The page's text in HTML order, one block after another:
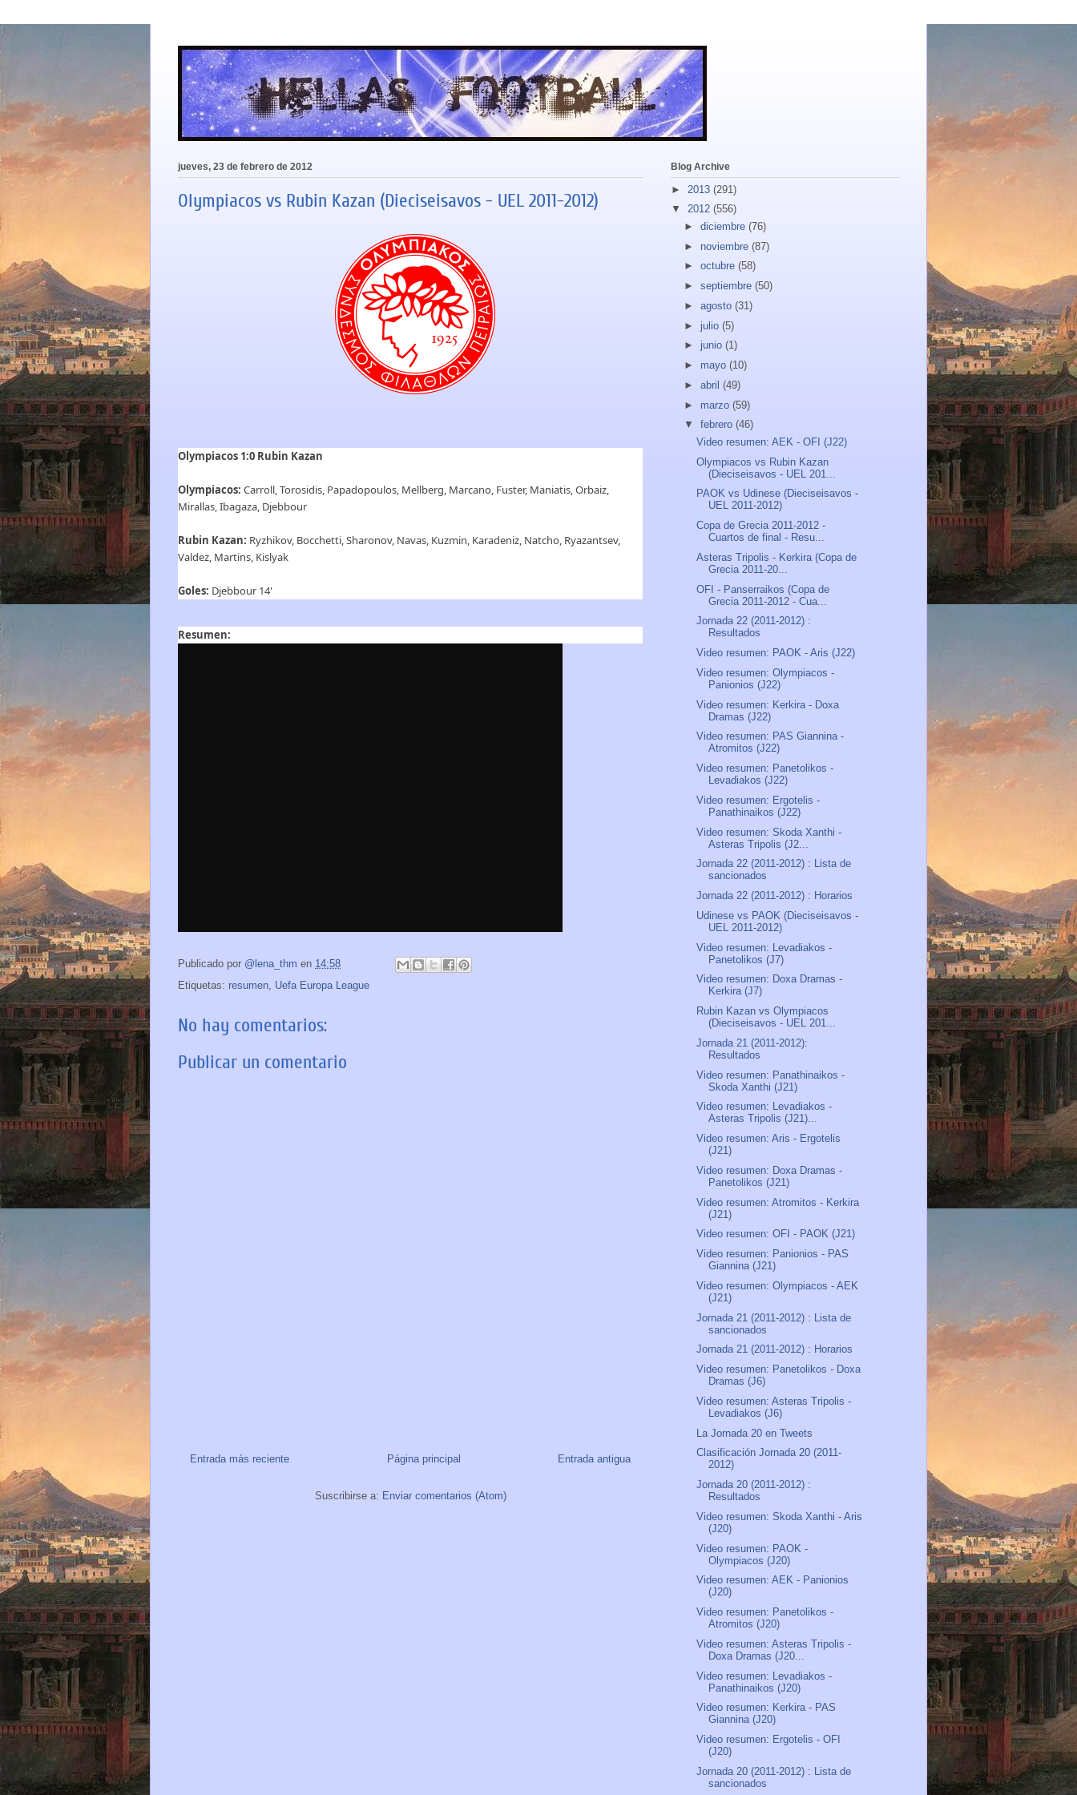
jueves, 23 de febrero de 2012
Olympiacos vs Rubin Kazan (Dieciseisavos - UEL 2011-2012)
Olympiacos 1:0 Rubin Kazan
Olympiacos: Carroll, Torosidis, Papadopoulos, Mellberg, Marcano, Fuster, Maniatis, Orbaiz,
Mirallas, Ibagaza, Djebbour
Rubin Kazan: Ryzhikov, Bocchetti, Sharonov, Navas, Kuzmin, Karadeniz, Natcho, Ryazantsev,
Valdez, Martins, Kislyak
Goles: Djebbour 14'
Resumen:
Publicado por @lena_thm en 14:58
Etiquetas: resumen Uefa Europa League
No hay comentarios:
Publicar un comentario
Entrada más reciente Entrada antigua
Página principal
Suscribirse a: Enviar comentarios (Atom)
Blog Archive
► 2013 (291)
▼ 2012 (556)
► diciembre (76)
► noviembre (87)
► octubre (58)
► septiembre (50)
► agosto (31)
► julio (5)
► junio (1)
► mayo (10)
► abril (49)
► marzo (59)
▼ febrero (46)
Video resumen: AEK - OFI (J22)
Olympiacos vs Rubin Kazan
(Dieciseisavos - UEL 201...
PAOK vs Udinese (Dieciseisavos -
UEL 2011-2012)
Copa de Grecia 2011-2012 -
Cuartos de final - Resu...
Asteras Tripolis - Kerkira (Copa de
Grecia 2011-20...
OFI - Panserraikos (Copa de
Grecia 2011-2012 - Cua...
Jornada 22 (2011-2012) :
Resultados
Video resumen: PAOK - Aris (J22)
Video resumen: Olympiacos -
Panionios (J22)
Video resumen: Kerkira - Doxa
Dramas (J22)
Video resumen: PAS Giannina -
Atromitos (J22)
Video resumen: Panetolikos -
Levadiakos (J22)
Video resumen: Ergotelis -
Panathinaikos (J22)
Video resumen: Skoda Xanthi -
Asteras Tripolis (J2...
Jornada 22 (2011-2012) : Lista de
sancionados
Jornada 22 (2011-2012) : Horarios
Udinese vs PAOK (Dieciseisavos -
UEL 2011-2012)
Video resumen: Levadiakos -
Panetolikos (J7)
Video resumen: Doxa Dramas -
Kerkira (J7)
Rubin Kazan vs Olympiacos
(Dieciseisavos - UEL 201...
Jornada 21 (2011-2012):
Resultados
Video resumen: Panathinaikos -
Skoda Xanthi (J21)
Video resumen: Levadiakos -
Asteras Tripolis (J21)...
Video resumen: Aris - Ergotelis
(J21)
Video resumen: Doxa Dramas -
Panetolikos (J21)
Video resumen: Atromitos - Kerkira
(J21)
Video resumen: OFI - PAOK (J21)
Video resumen: Panionios - PAS
Giannina (J21)
Video resumen: Olympiacos - AEK
(J21)
Jornada 21 (2011-2012) : Lista de
sancionados
Jornada 21 (2011-2012) : Horarios
Video resumen: Panetolikos - Doxa
Dramas (J6)
Video resumen: Asteras Tripolis -
Levadiakos (J6)
La Jornada 20 en Tweets
Clasificación Jornada 20 (2011-
2012)
Jornada 20 (2011-2012) :
Resultados
Video resumen: Skoda Xanthi - Aris
(J20)
Video resumen: PAOK -
Olympiacos (J20)
Video resumen: AEK - Panionios
(J20)
Video resumen: Panetolikos -
Atromitos (J20)
Video resumen: Asteras Tripolis -
Doxa Dramas (J20...
Video resumen: Levadiakos -
Panathinaikos (J20)
Video resumen: Kerkira - PAS
Giannina (J20)
Video resumen: Ergotelis - OFI
(J20)
Jornada 20 (2011-2012) : Lista de
sancionados